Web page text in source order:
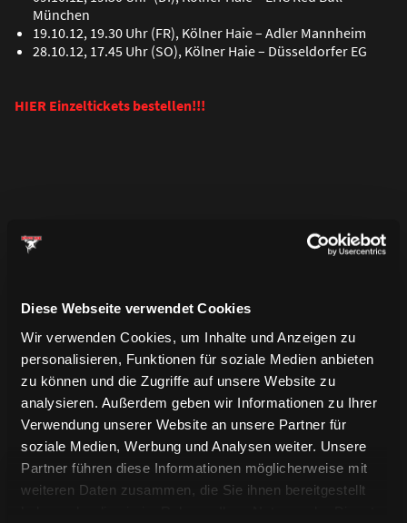
Diese Webseite verwendet Cookies
Wir verwenden Cookies, um Inhalte und Anzeigen zu
personalisieren, Funktionen für soziale Medien anbieten
zu können und die Zugriffe auf unsere Website zu
analysieren. Außerdem geben wir Informationen zu Ihrer
Verwendung unserer Website an unsere Partner für
soziale Medien, Werbung und Analysen weiter. Unsere
Partner führen diese Informationen möglicherweise mit
weiteren Daten zusammen, die Sie ihnen bereitgestellt
München
19.10.12, 19.30 Uhr (FR), Kölner Haie – Adler Mannheim
28.10.12, 17.45 Uhr (SO), Kölner Haie – Düsseldorfer EG
HIER Einzeltickets bestellen!!!